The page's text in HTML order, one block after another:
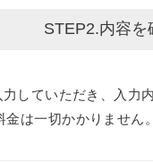
STEP2.内容を
していただき、入力
金は一切かかりません